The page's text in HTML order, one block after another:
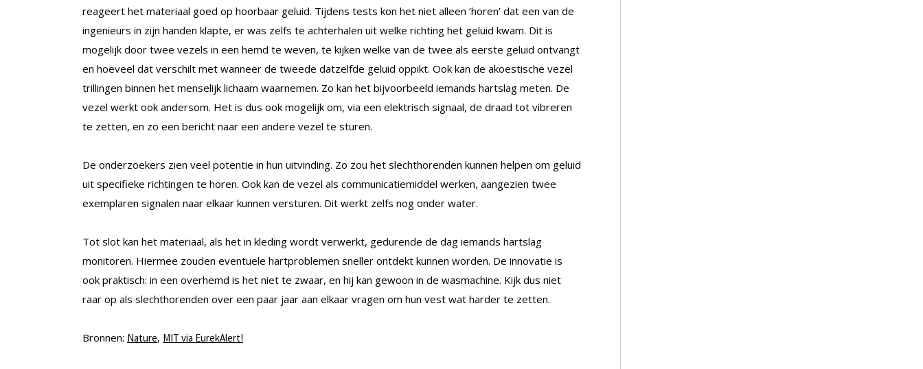
reageert het materiaal goed op hoorbaar geluid. Tijdens tests kon het niet alleen ‘horen’ dat een van de
ingenieurs in zijn handen klapte, er was zelfs te achterhalen uit welke richting het geluid kwam. Dit is
mogelijk door twee vezels in een hemd te weven, te kijken welke van de twee als eerste geluid ontvangt
en hoeveel dat verschilt met wanneer de tweede datzelfde geluid oppikt. Ook kan de akoestische vezel
trillingen binnen het menselijk lichaam waarnemen. Zo kan het bijvoorbeeld iemands hartslag meten. De
vezel werkt ook andersom. Het is dus ook mogelijk om, via een elektrisch signaal, de draad tot vibreren
te zetten, en zo een bericht naar een andere vezel te sturen.
De onderzoekers zien veel potentie in hun uitvinding. Zo zou het slechthorenden kunnen helpen om geluid
uit specifieke richtingen te horen. Ook kan de vezel als communicatiemiddel werken, aangezien twee
exemplaren signalen naar elkaar kunnen versturen. Dit werkt zelfs nog onder water.
Tot slot kan het materiaal, als het in kleding wordt verwerkt, gedurende de dag iemands hartslag
monitoren. Hiermee zouden eventuele hartproblemen sneller ontdekt kunnen worden. De innovatie is
ook praktisch: in een overhemd is het niet te zwaar, en hij kan gewoon in de wasmachine. Kijk dus niet
raar op als slechthorenden over een paar jaar aan elkaar vragen om hun vest wat harder te zetten.
Bronnen: Nature, MIT via EurekAlert!